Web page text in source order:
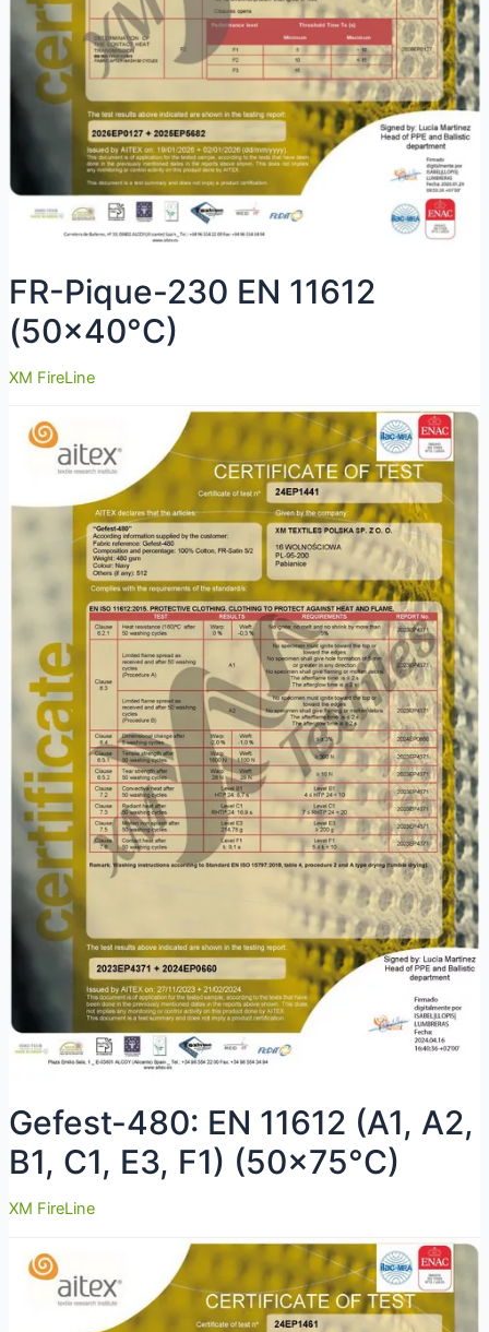
FR-Pique-230 EN 11612
(50×40°C)
XM FireLine
Gefest-480: EN 11612 (A1, A2,
B1, C1, E3, F1) (50×75°C)
XM FireLine